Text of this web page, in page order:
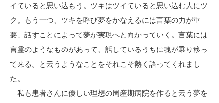
イていると思い込もう。ツキはツイていると思い込む人にツ
ク。もう一つ、ツキを呼び夢をかなえるには言葉の力が重
要、話すことによって夢が実現へと向かっていく。言葉には
言霊のようなものがあって、話しているうちに魂が乗り移っ
て来る。と云うようなことをそれこそ熱く語ってくれまし
た。
私も患者さんに優しい理想の周産期病院を作ると云う夢を